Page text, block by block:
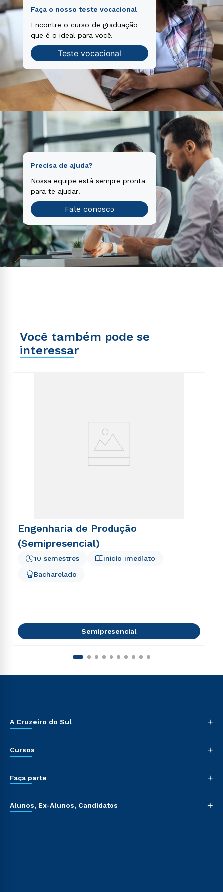
Faça o nosso teste vocacional
Encontre o curso de graduação
que é o ideal para você.
Teste vocacional
Precisa de ajuda?
Nossa equipe está sempre pronta
para te ajudar!
Fale conosco
Você também pode se
interessar
Engenharia de Produção
(Semipresencial)
Início Imediato
10 semestres
Bacharelado
Semipresencial
A Cruzeiro do Sul +
Cursos +
Faça parte +
Alunos, Ex-Alunos, Candidatos +